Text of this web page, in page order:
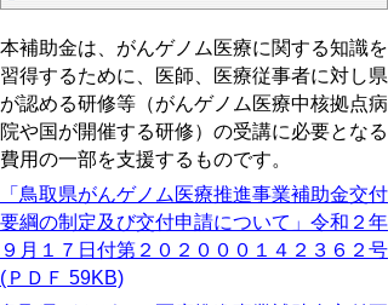
本補助金は、がんゲノム医療に関する知識を
習得するために、医師、医療従事者に対し県
が認める研修等（がんゲノム医療中核拠点病
院や国が開催する研修）の受講に必要となる
費用の一部を支援するものです。
「鳥取県がんゲノム医療推進事業補助金交付
要綱の制定及び交付申請について」令和２年
９月１７日付第２０２０００１４２３６２号
(ＰＤＦ 59KB)